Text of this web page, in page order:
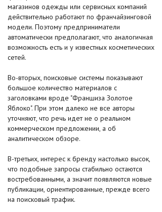
магазинов одежды или сервисных компаний
действительно работают по франчайзинговой
модели. Поэтому предприниматели
автоматически предполагают, что аналогичная
возможность есть и у известных косметических
сетей.
Во-вторых, поисковые системы показывают
большое количество материалов с
заголовками вроде "Франшиза Золотое
Яблоко". При этом далеко не все авторы
уточняют, что речь идет не о реальном
коммерческом предложении, а об
аналитическом обзоре.
В-третьих, интерес к бренду настолько высок,
что подобные запросы стабильно остаются
востребованными, а значит появляются новые
публикации, ориентированные, прежде всего
на поисковый трафик.